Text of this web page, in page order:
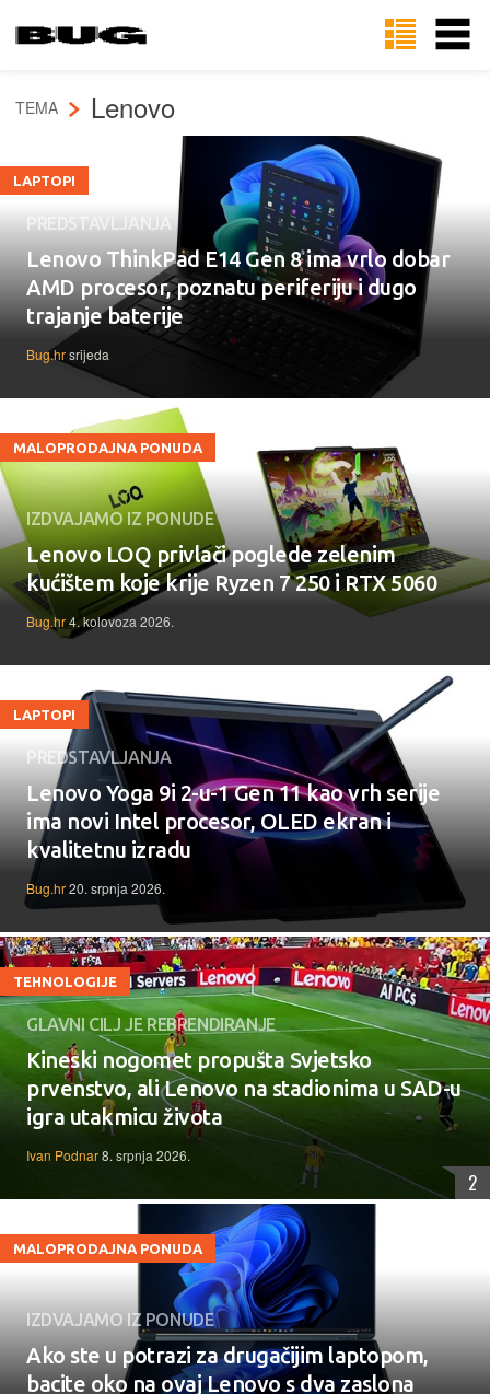
TEMA Lenovo
LAPTOPI
PREDSTAVLJANJA
Lenovo ThinkPad E14 Gen 8 ima vrlo dobar
AMD procesor, poznatu periferiju i dugo
trajanje baterije
Bug.hrsrijeda
MALOPRODAJNA PONUDA
IZDVAJAMO IZ PONUDE
Lenovo LOQ privlači poglede zelenim
kućištem koje krije Ryzen 7 250 i RTX 5060
Bug.hr4. kolovoza 2026.
LAPTOPI
PREDSTAVLJANJA
Lenovo Yoga 9i 2-u-1 Gen 11 kao vrh serije
ima novi Intel procesor, OLED ekran i
kvalitetnu izradu
Bug.hr20. srpnja 2026.
TEHNOLOGIJE
GLAVNI CILJ JE REBRENDIRANJE
Kineski nogomet propušta Svjetsko
prvenstvo, ali Lenovo na stadionima u SAD-u
igra utakmicu života
Ivan Podnar8. srpnja 2026.
2
MALOPRODAJNA PONUDA
IZDVAJAMO IZ PONUDE
Ako ste u potrazi za drugačijim laptopom,
bacite oko na ovaj Lenovo s dva zaslona